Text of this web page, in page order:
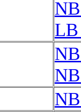
LB